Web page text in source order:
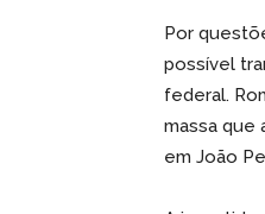
Por
possível
federal.
massa que
em João